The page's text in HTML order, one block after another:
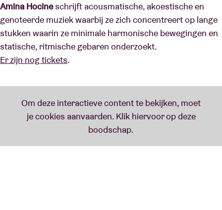
Amina Hocineschrijft acousmatische, akoestische en
genoteerde muziek waarbij ze zich concentreert op lange
stukken waarin ze minimale harmonische bewegingen en
statische, ritmische gebaren onderzoekt.
Er zijn nog tickets.